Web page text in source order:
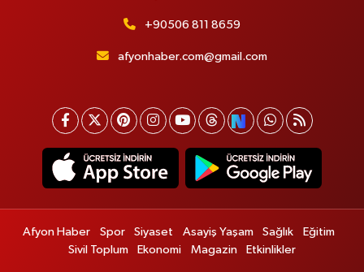
+90506 811 8659
afyonhaber.com@gmail.com
Afyon Haber Spor Siyaset Asayiş Yaşam Sağlık
Eğitim
Sivil Toplum
Ekonomi Magazin Etkinlikler